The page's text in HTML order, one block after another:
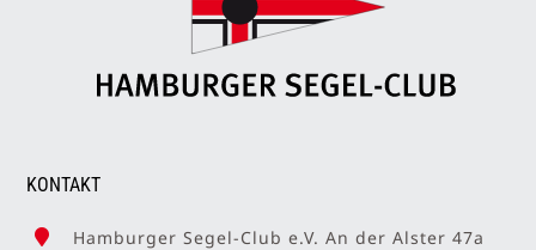
KONTAKT
Hamburger Segel-Club e.V. An der Alster 47a